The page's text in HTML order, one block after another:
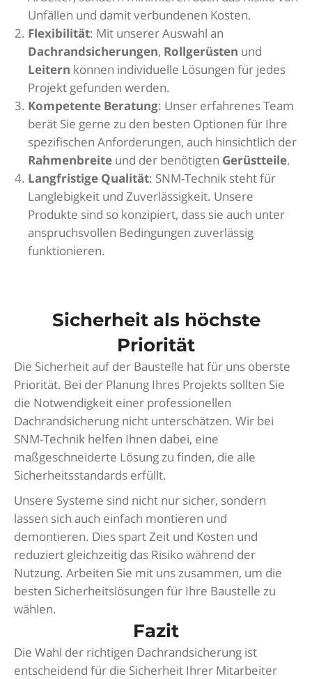
Unfällen und damit verbundenen Kosten.
Flexibilität: Mit unserer Auswahl an
Dachrandsicherungen, Rollgerüsten und
Leitern können individuelle Lösungen für jedes
Projekt gefunden werden.
Kompetente Beratung: Unser erfahrenes Team
berät Sie gerne zu den besten Optionen für Ihre
spezifischen Anforderungen, auch hinsichtlich der
Rahmenbreite und der benötigten Gerüstteile.
Langfristige Qualität: SNM-Technik steht für
Langlebigkeit und Zuverlässigkeit. Unsere
Produkte sind so konzipiert, dass sie auch unter
anspruchsvollen Bedingungen zuverlässig
funktionieren.
Sicherheit als höchste
Priorität
Die Sicherheit auf der Baustelle hat für uns oberste
Priorität. Bei der Planung Ihres Projekts sollten Sie
die Notwendigkeit einer professionellen
Dachrandsicherung nicht unterschätzen. Wir bei
SNM-Technik helfen Ihnen dabei, eine
maßgeschneiderte Lösung zu finden, die alle
Sicherheitsstandards erfüllt.
Unsere Systeme sind nicht nur sicher, sondern
lassen sich auch einfach montieren und
demontieren. Dies spart Zeit und Kosten und
reduziert gleichzeitig das Risiko während der
Nutzung. Arbeiten Sie mit uns zusammen, um die
besten Sicherheitslösungen für Ihre Baustelle zu
wählen.
Fazit
Die Wahl der richtigen Dachrandsicherung ist
entscheidend für die Sicherheit Ihrer Mitarbeiter